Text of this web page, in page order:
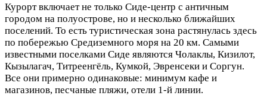
Курорт включает не только Сиде-центр с античным
городом на полуострове, но и несколько ближайших
поселений. То есть туристическая зона растянулась здесь
по побережью Средиземного моря на 20 км. Самыми
известными поселками Сиде являются Чолаклы, Кизилот,
Кызылагач, Титреенгёль, Кумкой, Эвренсеки и Соргун.
Все они примерно одинаковые: минимум кафе и
магазинов, песчаные пляжи, отели 1-й линии.